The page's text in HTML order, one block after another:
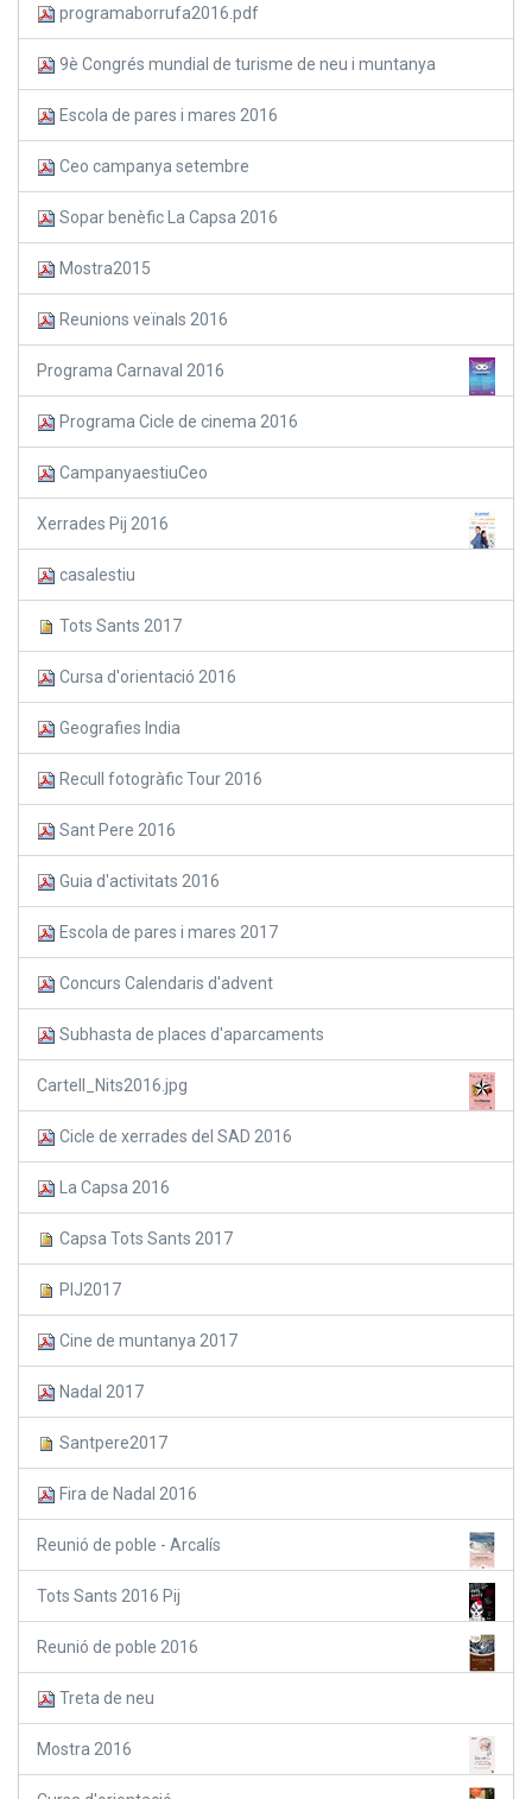
programaborrufa2016.pdf
9è Congrés mundial de turisme de neu i muntanya
Escola de pares i mares 2016
Ceo campanya setembre
Sopar benèfic La Capsa 2016
Mostra2015
Reunions veïnals 2016
Programa Carnaval 2016
Programa Cicle de cinema 2016
CampanyaestiuCeo
Xerrades Pij 2016
casalestiu
Tots Sants 2017
Cursa d'orientació 2016
Geografies India
Recull fotogràfic Tour 2016
Sant Pere 2016
Guia d'activitats 2016
Escola de pares i mares 2017
Concurs Calendaris d'advent
Subhasta de places d'aparcaments
Cartell_Nits2016.jpg
Cicle de xerrades del SAD 2016
La Capsa 2016
Capsa Tots Sants 2017
PIJ2017
Cine de muntanya 2017
Nadal 2017
Santpere2017
Fira de Nadal 2016
Reunió de poble - Arcalís
Tots Sants 2016 Pij
Reunió de poble 2016
Treta de neu
Mostra 2016